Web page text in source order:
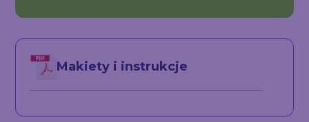
Makiety i instrukcje